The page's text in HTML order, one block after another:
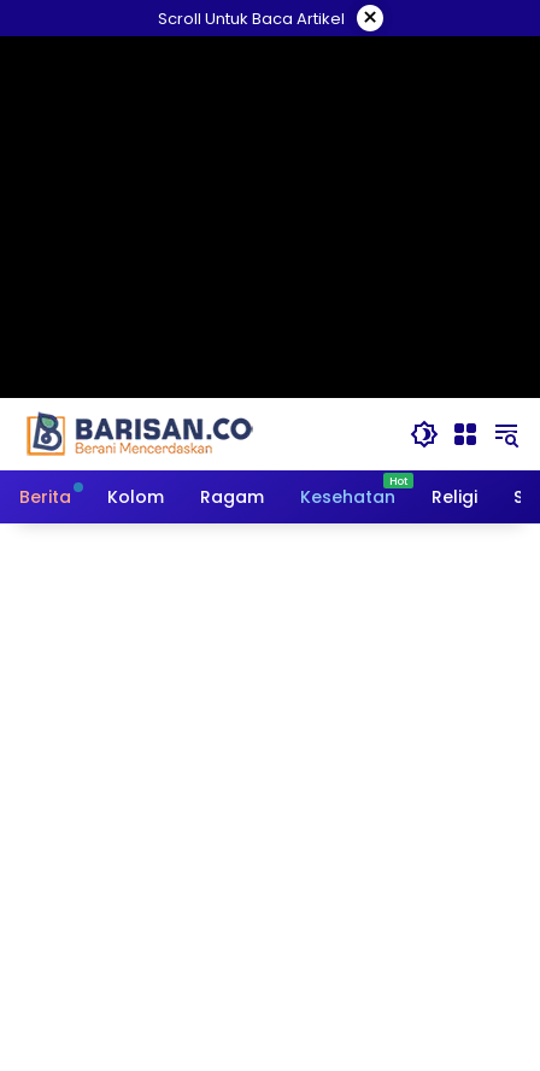
ke
Scroll Untuk Baca Artikel ×
Berita Kolom Ragam Kesehatan Religi